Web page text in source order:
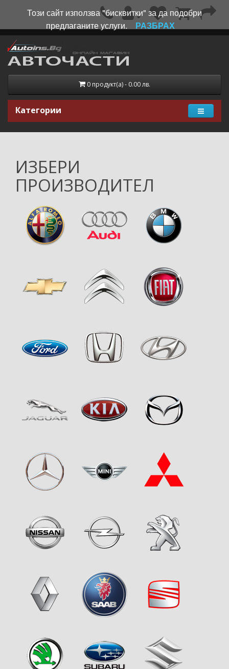
0 продукт(а) - 0.00 лв.
Категории
ИЗБЕРИ
ПРОИЗВОДИТЕЛ
Този сайт използва "бисквитки" за да подобри
предлаганите услуги.
РАЗБРАХ